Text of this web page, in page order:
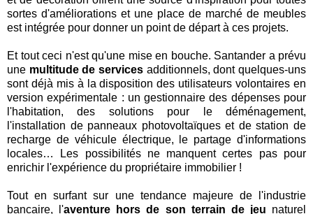
sortes d'améliorations et une place de marché de meubles
est intégrée pour donner un point de départ à ces projets.
Et tout ceci n'est qu'une mise en bouche. Santander a prévu
une multitude de services additionnels, dont quelques-uns
sont déjà mis à la disposition des utilisateurs volontaires en
version expérimentale : un gestionnaire des dépenses pour
l'habitation, des solutions pour le déménagement,
l'installation de panneaux photovoltaïques et de station de
recharge de véhicule électrique, le partage d'informations
locales… Les possibilités ne manquent certes pas pour
enrichir l'expérience du propriétaire immobilier !
Tout en surfant sur une tendance majeure de l'industrie
bancaire, l'aventure hors de son terrain de jeu naturel